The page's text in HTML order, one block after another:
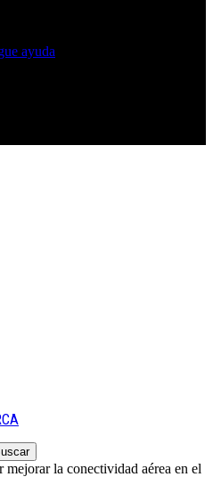
ayuda
mejorar la conectividad aérea en el